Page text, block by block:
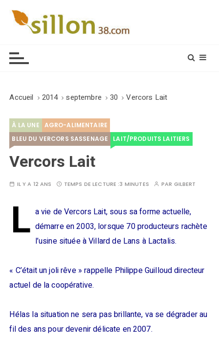
Accueil 2014 septembre 30 Vercors Lait
À LA UNE
AGRO-ALIMENTAIRE
BLEU DU VERCORS SASSENAGE
LAIT/PRODUITS LAITIERS
Vercors Lait
IL Y A 12 ANS TEMPS DE LECTURE :3 MINUTES PAR GILBERT
L a vie de Vercors Lait, sous sa forme actuelle,
démarre en 2003, lorsque 70 producteurs rachète
l’usine située à Villard de Lans à Lactalis.
« C’était un joli rêve » rappelle Philippe Guilloud directeur
actuel de la coopérative.
Hélas la situation ne sera pas brillante, va se dégrader au
fil des ans pour devenir délicate en 2007.